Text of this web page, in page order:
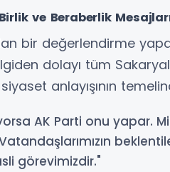
ve Beraberlik
bir değerlendirme
dolayı tüm
anlayışının
AK Parti onu yapar.
görevimizdir."